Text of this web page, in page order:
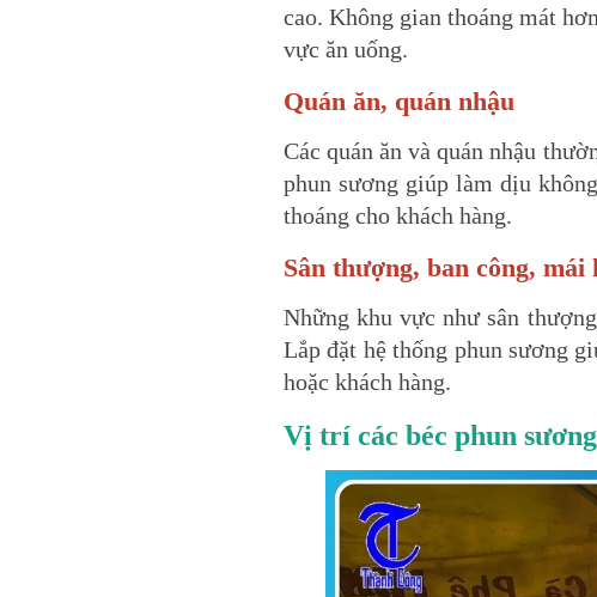
cao. Không gian thoáng mát
vực ăn uống.
Quán ăn, quán nhậu
Các quán ăn và quán nhậu
phun sương giúp làm dịu
thoáng cho khách hàng.
Sân thượng, ban công, mái
Những khu vực như sân
Lắp đặt hệ thống phun sương
hoặc khách hàng.
Vị trí các béc phun